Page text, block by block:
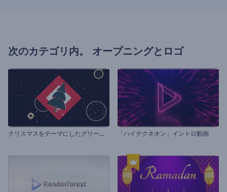
次のカテゴリ内。 オープニングとロゴ
ク
リスマスをテーマにしたグリーティング動画 「ハイテクネオン」イントロ動画